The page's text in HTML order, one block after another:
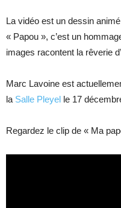
La vidéo est un dessin
« Papou », c’est un
images racontent la rêverie
Marc Lavoine est
la Salle Pleyel le 17
Regardez le clip de « Ma